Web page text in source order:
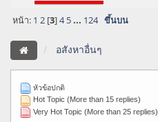
หน้า: 1 2[3]4 5 ... 124 ขึ้นบน
อสังหาอื่นๆ
หัวข้อปกติ
Hot Topic (More than 15 replies)
Very Hot Topic (More than 25 replies)